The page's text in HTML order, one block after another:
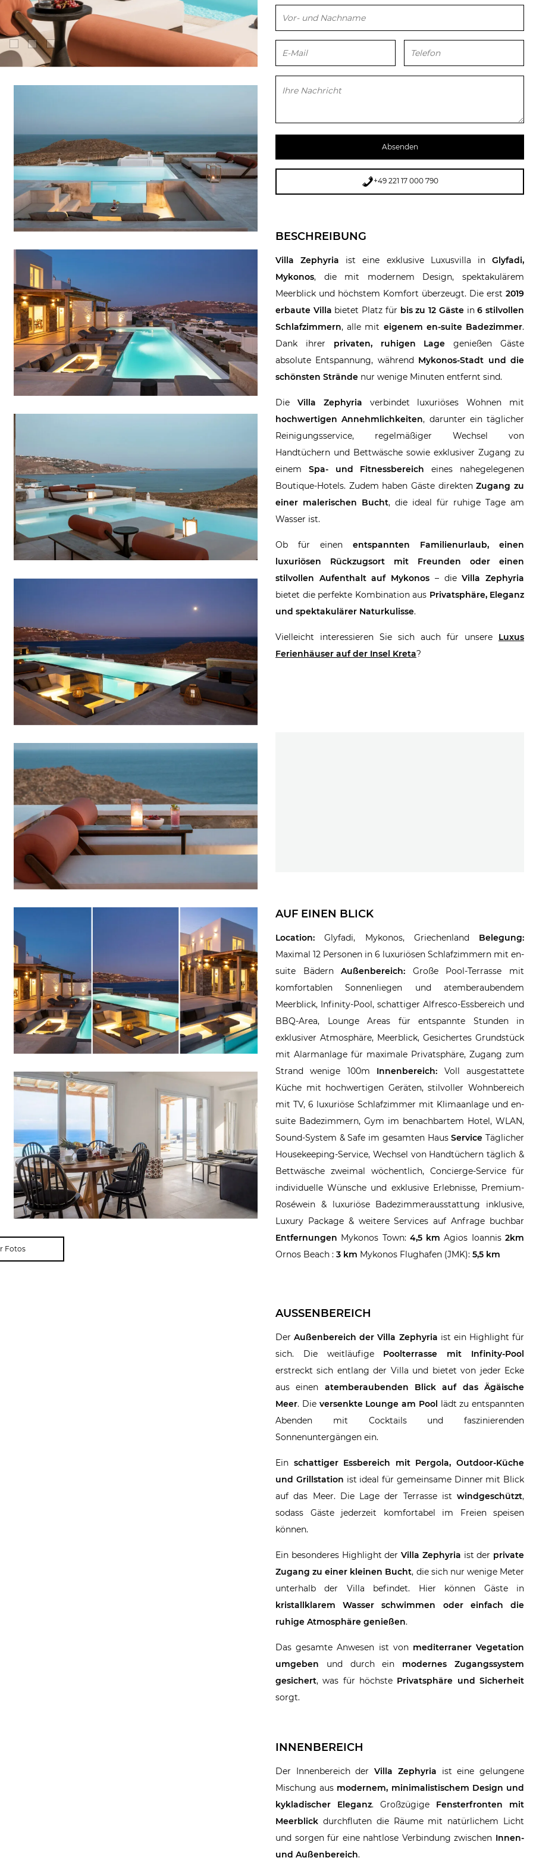
Bitte lasse dieses Feld leer.
+49 221 17 000 790
BESCHREIBUNG
Villa Zephyria ist eine exklusive Luxusvilla inGlyfadi,
Mykonos, die mit modernem Design, spektakulärem
Meerblick und höchstem Komfort überzeugt. Die erst 2019
erbaute Villa bietet Platz für bis zu 12 Gästein6 stilvollen
Schlafzimmern, alle mit eigenem en-suite Badezimmer.
Dank ihrer privaten, ruhigen Lage genießen Gäste
absolute Entspannung, während Mykonos-Stadt und die
schönsten Strände nur wenige Minuten entfernt sind.
Die Villa Zephyria verbindet luxuriöses Wohnen mit
hochwertigen Annehmlichkeiten, darunter ein täglicher
Reinigungsservice, regelmäßiger Wechsel von
Handtüchern und Bettwäsche sowie exklusiver Zugang zu
einem Spa- und Fitnessbereich eines nahegelegenen
Boutique-Hotels. Zudem haben Gäste direktenZugang zu
einer malerischen Bucht, die ideal für ruhige Tage am
Wasser ist.
Ob für einen entspannten Familienurlaub, einen
luxuriösen Rückzugsort mit Freunden oder einen
stilvollen Aufenthalt auf Mykonos – dieVilla Zephyria
bietet die perfekte Kombination aus Privatsphäre, Eleganz
und spektakulärer Naturkulisse.
Vielleicht interessieren Sie sich auch für unsere Luxus
Ferienhäuser auf der Insel Kreta?
AUF EINEN BLICK
Location: Glyfadi, Mykonos, Griechenland Belegung:
Maximal 12 Personen in 6 luxuriösen Schlafzimmern mit en-
suite BädernAußenbereich: Große Pool-Terrasse mit
komfortablen Sonnenliegen und atemberaubendem
Meerblick, Infinity-Pool, schattiger Alfresco-Essbereich und
BBQ-Area, Lounge Areas für entspannte Stunden in
exklusiver Atmosphäre, Meerblick, Gesichertes Grundstück
mit Alarmanlage für maximale Privatsphäre, Zugang zum
Strand wenige 100m Innenbereich: Voll ausgestattete
Küche mit hochwertigen Geräten, stilvoller Wohnbereich
mit TV, 6 luxuriöse Schlafzimmer mit Klimaanlage und en-
suite Badezimmern, Gym im benachbartem Hotel, WLAN,
Sound-System & Safe im gesamten HausServiceTäglicher
Housekeeping-Service, Wechsel von Handtüchern täglich &
Bettwäsche zweimal wöchentlich, Concierge-Service für
individuelle Wünsche und exklusive Erlebnisse, Premium-
Roséwein & luxuriöse Badezimmerausstattung inklusive,
Luxury Package & weitere Services auf Anfrage buchbar
Entfernungen Mykonos Town: 4,5 kmAgios Ioannis2km
Ornos Beach : 3 km Mykonos Flughafen (JMK): 5,5 km
AUSSENBEREICH
DerAußenbereich der Villa Zephyria ist ein Highlight für
sich. Die weitläufige Poolterrasse mit Infinity-Pool
erstreckt sich entlang der Villa und bietet von jeder Ecke
aus einen atemberaubenden Blick auf das Ägäische
Meer. Die versenkte Lounge am Pool lädt zu entspannten
Abenden mit Cocktails und faszinierenden
Sonnenuntergängen ein.
Ein schattiger Essbereich mit Pergola, Outdoor-Küche
und Grillstation ist ideal für gemeinsame Dinner mit Blick
auf das Meer. Die Lage der Terrasse ist windgeschützt,
sodass Gäste jederzeit komfortabel im Freien speisen
können.
Ein besonderes Highlight der Villa Zephyria ist der private
Zugang zu einer kleinen Bucht, die sich nur wenige Meter
unterhalb der Villa befindet. Hier können Gäste in
kristallklarem Wasser schwimmen oder einfach die
ruhige Atmosphäre genießen.
Das gesamte Anwesen ist von mediterraner Vegetation
umgeben und durch ein modernes Zugangssystem
gesichert, was für höchste Privatsphäre und Sicherheit
sorgt.
INNENBEREICH
Der Innenbereich derVilla Zephyria ist eine gelungene
Mischung aus modernem, minimalistischem Design und
kykladischer Eleganz. Großzügige Fensterfronten mit
Meerblick durchfluten die Räume mit natürlichem Licht
und sorgen für eine nahtlose Verbindung zwischen Innen-
und Außenbereich.
Fotos